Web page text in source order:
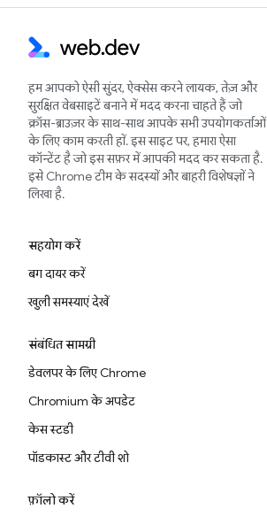
हम आपको ऐसी सुंदर, ऐक्सेस करने लायक, तेज़ और
सुरक्षित वेबसाइटें बनाने में मदद करना चाहते हैं जो
क्रॉस-ब्राउज़र के साथ-साथ आपके सभी उपयोगकर्ताओं
के लिए काम करती हों. इस साइट पर, हमारा ऐसा
कॉन्टेंट है जो इस सफ़र में आपकी मदद कर सकता है.
इसे Chrome टीम के सदस्यों और बाहरी विशेषज्ञों ने
लिखा है.
सहयोग करें
बग दायर करें
खुली समस्याएं देखें
संबंधित सामग्री
डेवलपर के लिए Chrome
Chromium के अपडेट
केस स्टडी
पॉडकास्ट और टीवी शो
फ़ॉलो करें